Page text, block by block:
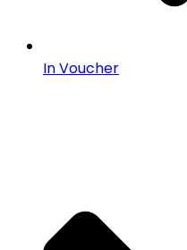
In Voucher